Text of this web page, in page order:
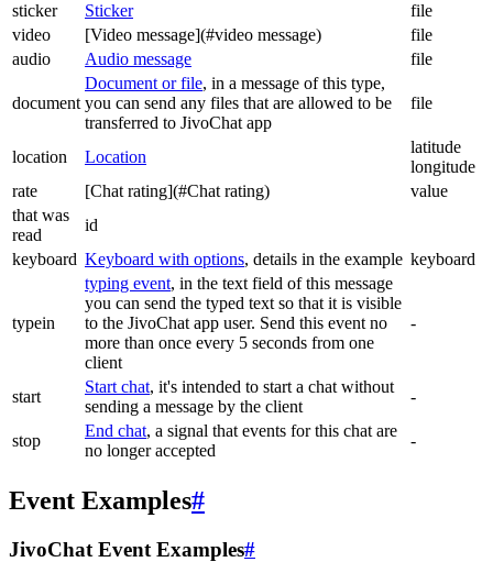
sticker
Sticker
file
video
[Video message](#video message)
file
audio
Audio message file
document
Document or file, in a message of this type,
you can send any files that are allowed to be
transferred to JivoChat app
file
location Location
latitude
longitude
rate
[Chat rating](#Chat rating)
value
that was
read
id
keyboard Keyboard with options, details in the example keyboard
typein
typing event, in the text field of this message
you can send the typed text so that it is visible
to the JivoChat app user. Send this event no
more than once every 5 seconds from one
client
-
start
Start chat, it's intended to start a chat without
sending a message by the client
-
stop
End chat, a signal that events for this chat are
no longer accepted
-
Event Examples#
JivoChat Event Examples#